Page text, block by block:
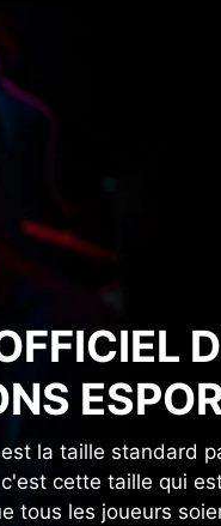
la taille standard
cette taille qui
tous les joueurs